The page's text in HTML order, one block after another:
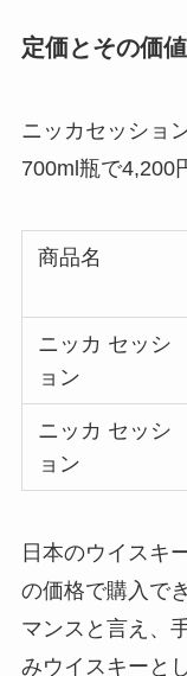
定価とその価
ニッカセッショ
700ml瓶で4,200
商品名
ニッカ セッシ
ョン
ニッカ セッシ
ョン
日本のウイスキ
の価格で購入で
マンスと言え、
みウイスキーと